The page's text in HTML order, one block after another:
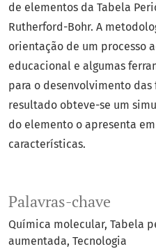
Palavras-chave
Química molecular Tabela
aumentada Tecnologia
de elementos da Tabela
Rutherford-Bohr. A
orientação de um processo
educacional e algumas
para o desenvolvimento
resultado obteve-se um
do elemento o apresenta
características.